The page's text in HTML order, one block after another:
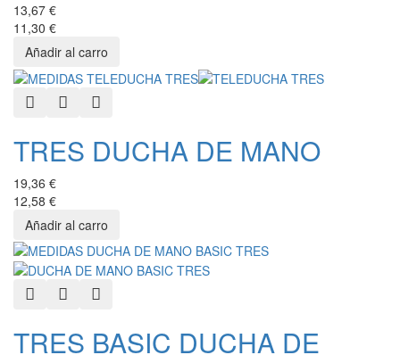
13,67 €
11,30 €
Quick ViewAdd to Wishlist
TRES DUCHA DE MANO
19,36 €
12,58 €
Quick ViewAdd to Wishlist
TRES BASIC DUCHA DE